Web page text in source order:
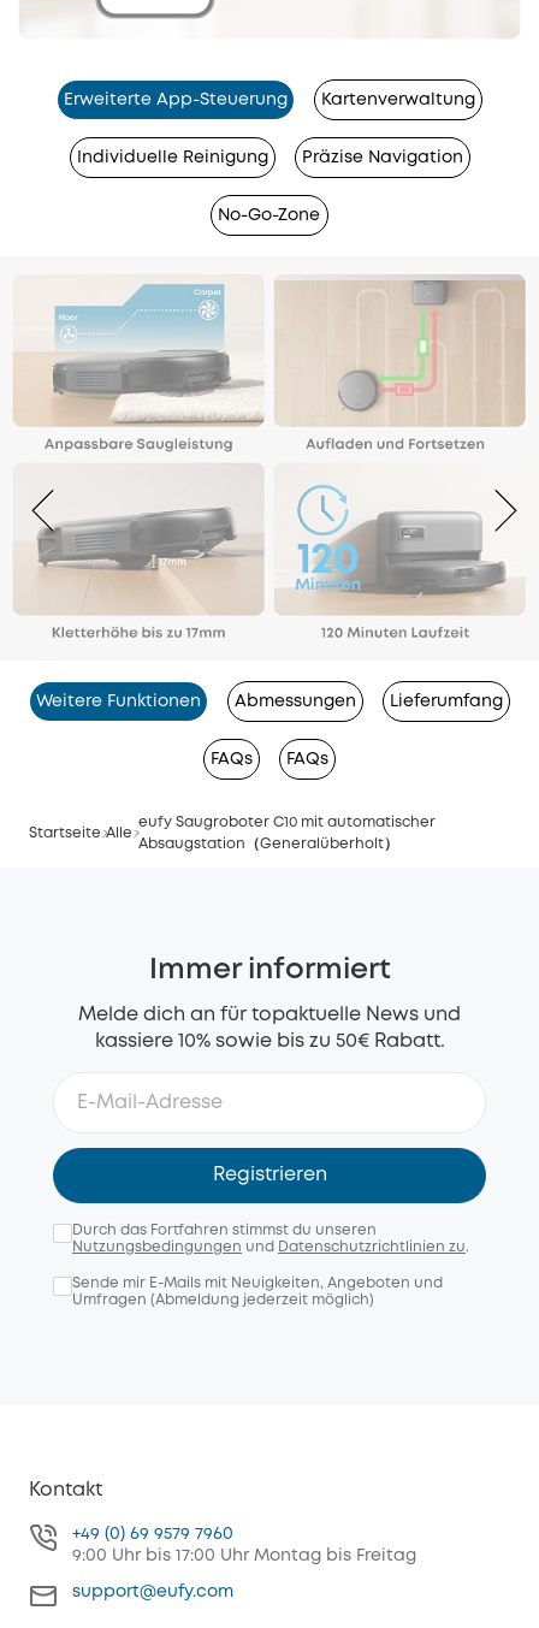
Erweiterte App-Steuerung Kartenverwaltung
Individuelle Reinigung Präzise Navigation
No-Go-Zone
Weitere Funktionen Abmessungen Lieferumfang
FAQs FAQs
Startseite Alle
eufy Saugroboter C10 mit automatischer
Absaugstation（Generalüberholt）
Immer informiert
Melde dich an für topaktuelle News und
kassiere 10% sowie bis zu 50€ Rabatt.
Registrieren
Durch das Fortfahren stimmst du unseren
Nutzungsbedingungen und Datenschutzrichtlinien zu.
Sende mir E-Mails mit Neuigkeiten, Angeboten und
Umfragen (Abmeldung jederzeit möglich)
Kontakt
+49 (0) 69 9579 7960
9:00 Uhr bis 17:00 Uhr Montag bis Freitag
support@eufy.com